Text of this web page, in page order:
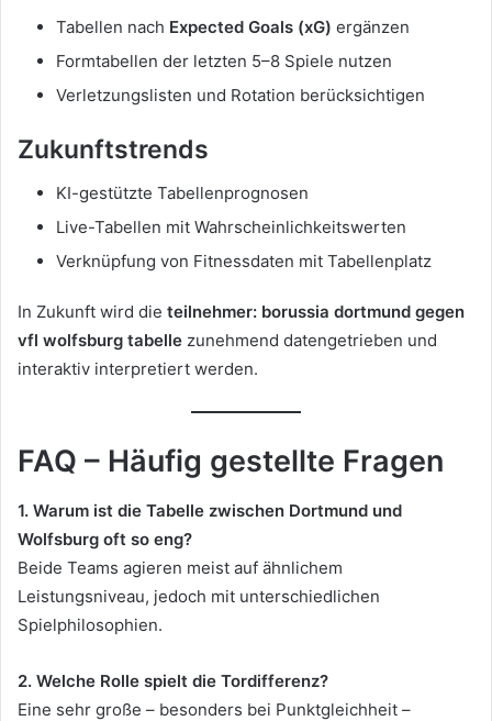
Tabellen nach Expected Goals (xG) ergänzen
Formtabellen der letzten 5–8 Spiele nutzen
Verletzungslisten und Rotation berücksichtigen
Zukunftstrends
KI-gestützte Tabellenprognosen
Live-Tabellen mit Wahrscheinlichkeitswerten
Verknüpfung von Fitnessdaten mit Tabellenplatz
In Zukunft wird die teilnehmer: borussia dortmund gegen
vfl wolfsburg tabelle zunehmend datengetrieben und
interaktiv interpretiert werden.
FAQ – Häufig gestellte Fragen
1. Warum ist die Tabelle zwischen Dortmund und
Wolfsburg oft so eng?
Beide Teams agieren meist auf ähnlichem
Leistungsniveau, jedoch mit unterschiedlichen
Spielphilosophien.
2. Welche Rolle spielt die Tordifferenz?
Eine sehr große – besonders bei Punktgleichheit –